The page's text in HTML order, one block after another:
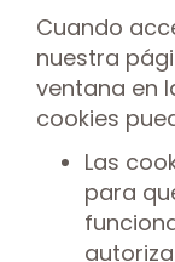
Cuando
nuestra
ventana en
cookies
Las
para